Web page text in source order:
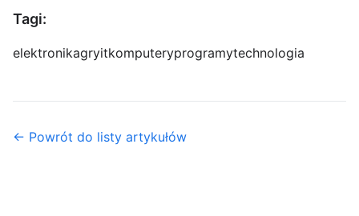
Tagi:
elektronikagryitkomputeryprogramytechnologia
← Powrót do listy artykułów